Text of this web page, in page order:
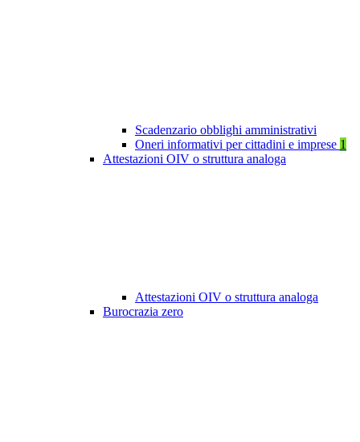
Scadenzario obblighi amministrativi
Oneri informativi per cittadini e imprese 1
Attestazioni OIV o struttura analoga
Attestazioni OIV o struttura analoga
Burocrazia zero